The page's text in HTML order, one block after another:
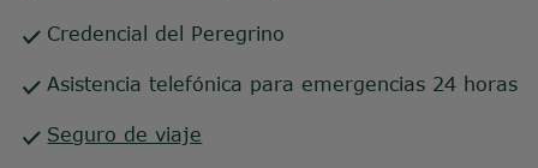
Credencial del Peregrino
Asistencia telefónica para emergencias 24 horas
Seguro de viaje